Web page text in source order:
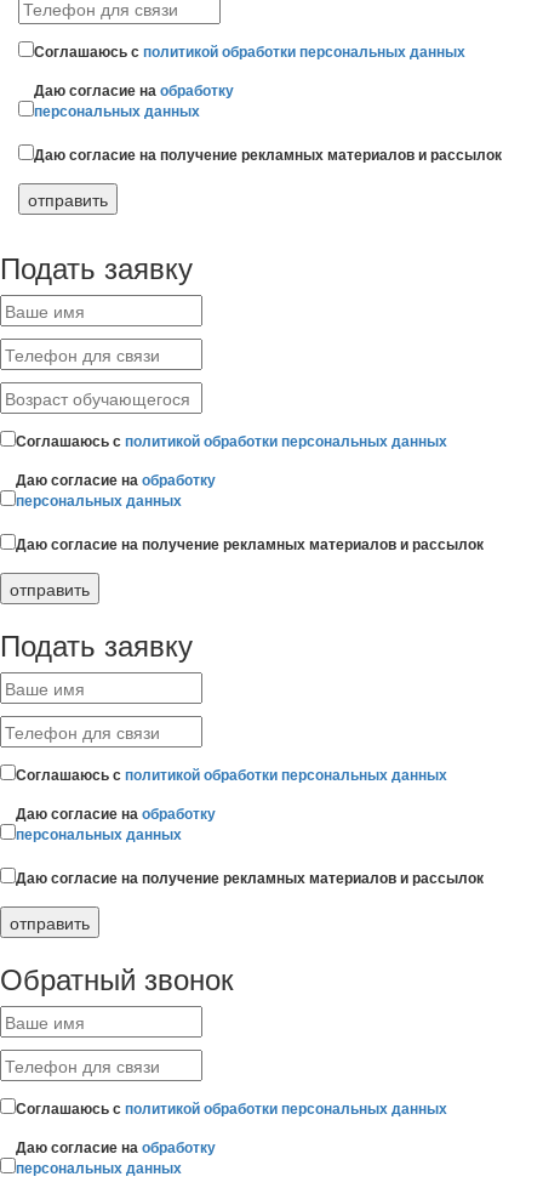
Соглашаюсь сполитикой обработки персональных данных
Даю согласие наобработку
персональных данных
Даю согласие на получение рекламных материалов и рассылок
Подать заявку
Соглашаюсь сполитикой обработки персональных данных
Даю согласие наобработку
персональных данных
Даю согласие на получение рекламных материалов и рассылок
Подать заявку
Соглашаюсь сполитикой обработки персональных данных
Даю согласие наобработку
персональных данных
Даю согласие на получение рекламных материалов и рассылок
Обратный звонок
Соглашаюсь сполитикой обработки персональных данных
Даю согласие наобработку
персональных данных